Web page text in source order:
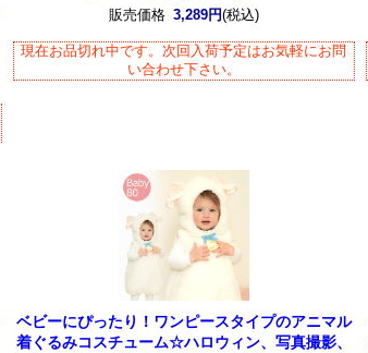
販売価格 3,289円(税込)
現在お品切れ中です。次回入荷予定はお気軽にお問
い合わせ下さい。
ベビーにぴったり！ワンピースタイプのアニマル
着ぐるみコスチューム☆ハロウィン、写真撮影、